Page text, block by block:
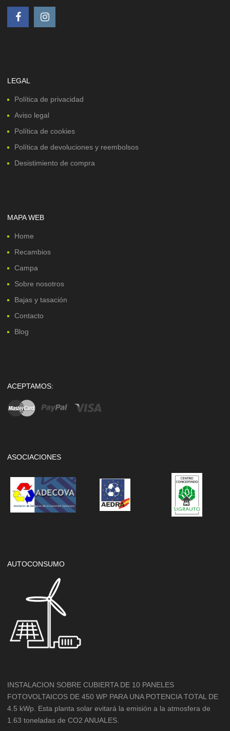
LEGAL
Política de privacidad
Aviso legal
Política de cookies
Política de devoluciones y reembolsos
Desistimiento de compra
MAPA WEB
Home
Recambios
Campa
Sobre nosotros
Bajas y tasación
Contacto
Blog
ACEPTAMOS:
ASOCIACIONES
AUTOCONSUMO
INSTALACION SOBRE CUBIERTA DE 10 PANELES
FOTOVOLTAICOS DE 450 WP PARA UNA POTENCIA TOTAL DE
4.5 kWp. Esta planta solar evitará la emisión a la atmosfera de
1.63 toneladas de CO2 ANUALES.